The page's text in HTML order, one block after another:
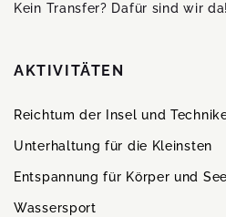
Kein Transfer? Dafür sind wir da!
AKTIVITÄTEN
Reichtum der Insel und
Unterhaltung für die Kleinsten
Entspannung für Körper und
Wassersport